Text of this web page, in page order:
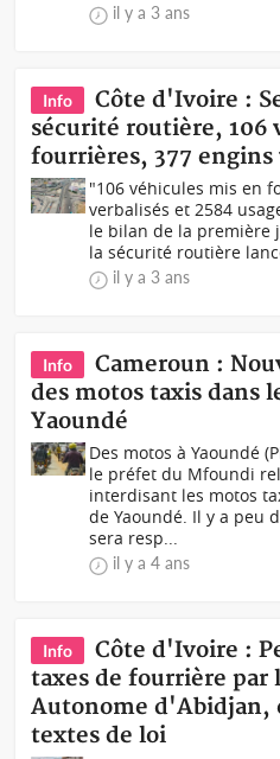
il y a 3 ans
Info
Côte d'Ivoire :
sécurité routière, 106
fourrières, 377 engins
"106 véhicules mis en
verbalisés et 2584
le bilan de la première
la sécurité routière
il y a 3 ans
Info
Cameroun :
des motos taxis dans
Yaoundé
Des motos à Yaoundé
le préfet du Mfoundi
interdisant les motos
de Yaoundé. Il y a peu
sera resp...
il y a 4 ans
Info
Côte d'Ivoire :
taxes de fourrière par
Autonome d'Abidjan,
textes de loi